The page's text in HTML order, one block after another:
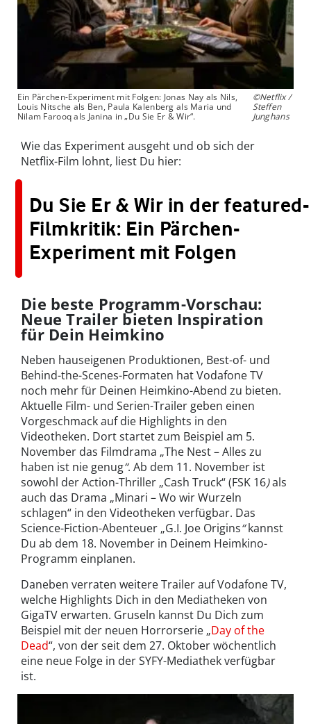
Ein Pärchen-Experiment mit Folgen: Jonas Nay als Nils,
Louis Nitsche als Ben, Paula Kalenberg als Maria und
Nilam Farooq als Janina in „Du Sie Er & Wir“.
©Netflix /
Steffen
Junghans
Wie das Experiment ausgeht und ob sich der
Netflix-Film lohnt, liest Du hier:
Du Sie Er & Wir in der featured-
Filmkritik: Ein Pärchen-
Experiment mit Folgen
Die beste Programm-Vorschau:
Neue Trailer bieten Inspiration
für Dein Heimkino
Neben hauseigenen Produktionen, Best-of- und
Behind-the-Scenes-Formaten hat Vodafone TV
noch mehr für Deinen Heimkino-Abend zu bieten.
Aktuelle Film- und Serien-Trailer geben einen
Vorgeschmack auf die Highlights in den
Videotheken. Dort startet zum Beispiel am 5.
November das Filmdrama „The Nest – Alles zu
haben ist nie genug“. Ab dem 11. November ist
sowohl der Action-Thriller „Cash Truck“ (FSK 16)als
auch das Drama „Minari – Wo wir Wurzeln
schlagen“ in den Videotheken verfügbar. Das
Science-Fiction-Abenteuer „G.I. Joe Origins“kannst
Du ab dem 18. November in Deinem Heimkino-
Programm einplanen.
Daneben verraten weitere Trailer auf Vodafone TV,
welche Highlights Dich in den Mediatheken von
GigaTV erwarten. Gruseln kannst Du Dich zum
Beispiel mit der neuen Horrorserie „Day of the
Dead“, von der seit dem 27. Oktober wöchentlich
eine neue Folge in der SYFY-Mediathek verfügbar
ist.